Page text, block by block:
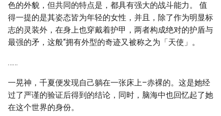
色的外貌，但共同的特点是，都具有强大的战斗能力。 值
得一提的是其姿态皆为年轻的女性，并且，除了作为明显标
志的灵装外，在身上也穿戴着护甲，两者构成绝对的护盾与
最强的矛，这般“拥有外型的奇迹又被称之为「天使」。
……
一晃神，千夏便发现自己躺在一张床上–赤裸的。这是她经
过了严谨的验证后得到的结论，同时，脑海中也回忆起了她
在这个世界的身份。